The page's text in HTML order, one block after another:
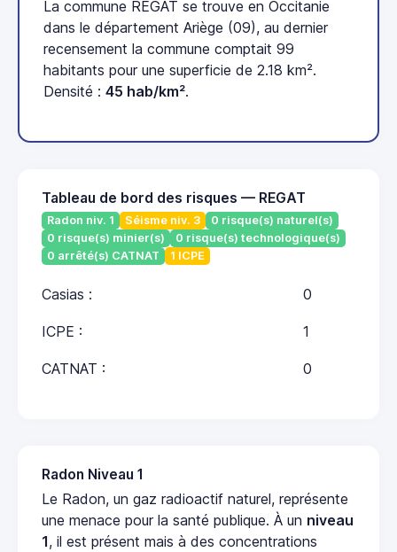
La commune REGAT se trouve en Occitanie
dans le département Ariège (09), au dernier
recensement la commune comptait 99
habitants pour une superficie de 2.18 km².
Densité : 45 hab/km².
Tableau de bord des risques — REGAT
Radon niv. 1 Séisme niv. 3
0 risque(s) naturel(s)
0 risque(s) minier(s)
0 risque(s) technologique(s)
0 arrêté(s) CATNAT
1 ICPE
Casias : 0
ICPE : 1
CATNAT : 0
Radon Niveau 1
Le Radon, un gaz radioactif naturel, représente
une menace pour la santé publique. À un niveau
1, il est présent mais à des concentrations